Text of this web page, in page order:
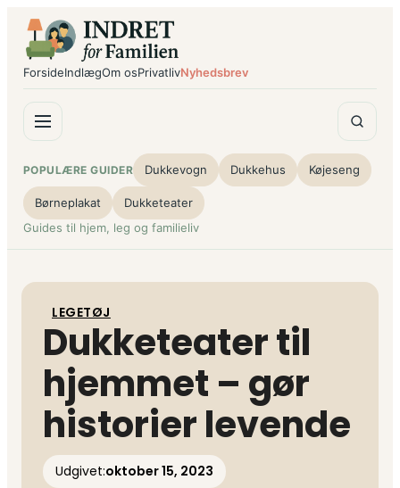
Spring
indhold
ForsideIndlægOm osPrivatlivNyhedsbrev
POPULÆRE GUIDER Dukkevogn Dukkehus Køjeseng
Børneplakat
Dukketeater
Guides til hjem, leg og familieliv
LEGETØJ
Dukketeater til
hjemmet – gør
historier levende
Udgivet:oktober 15, 2023